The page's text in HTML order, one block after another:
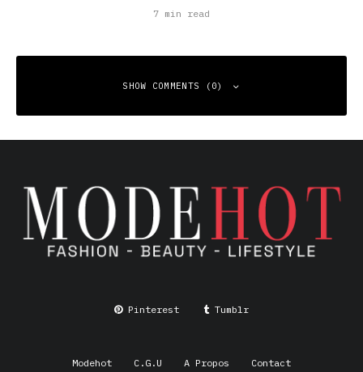
7 min read
SHOW COMMENTS (0)
Your email address will not be published.
Required fields
are marked*
Comment*
Pinterest Tumblr
Modehot C.G.U A Propos Contact